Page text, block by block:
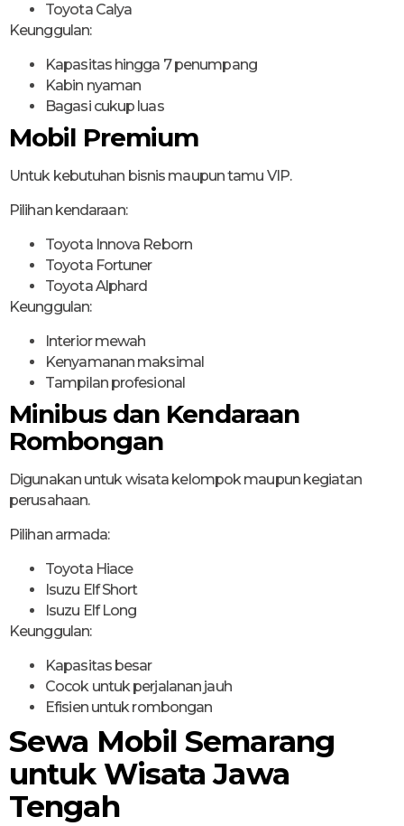
Toyota Calya
Keunggulan:
Kapasitas hingga 7 penumpang
Kabin nyaman
Bagasi cukup luas
Mobil Premium
Untuk kebutuhan bisnis maupun tamu VIP.
Pilihan kendaraan:
Toyota Innova Reborn
Toyota Fortuner
Toyota Alphard
Keunggulan:
Interior mewah
Kenyamanan maksimal
Tampilan profesional
Minibus dan Kendaraan
Rombongan
Digunakan untuk wisata kelompok maupun kegiatan
perusahaan.
Pilihan armada:
Toyota Hiace
Isuzu Elf Short
Isuzu Elf Long
Keunggulan:
Kapasitas besar
Cocok untuk perjalanan jauh
Efisien untuk rombongan
Sewa Mobil Semarang
untuk Wisata Jawa
Tengah